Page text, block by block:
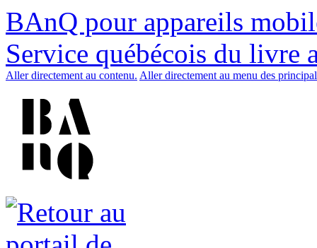
BAnQ pour appareils
Service québécois du livre
Aller directement au contenu. Aller directement au menu des